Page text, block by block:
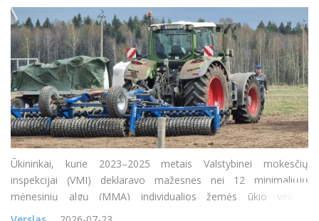
Ūkininkai, kurie 2023–2025 metais Valstybinei mokesčių
inspekcijai (VMI) deklaravo mažesnes nei 12 minimaliųjų
mėnesinių algų (MMA) individualios žemės ūkio veiklos
apmokestinamąsias pajamas arba jų visai neturėjo, tačiau gavo